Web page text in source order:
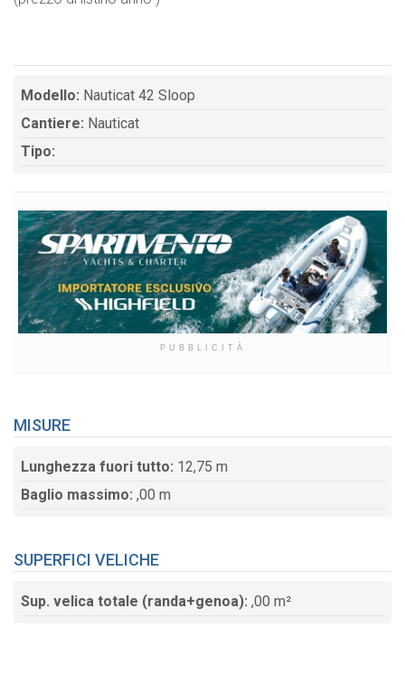
Modello: Nauticat 42 Sloop
Cantiere: Nauticat
Tipo:
PUBBLICITÀ
MISURE
Lunghezza fuori tutto: 12,75 m
Baglio massimo: ,00 m
SUPERFICI VELICHE
Sup. velica totale (randa+genoa): ,00 m²